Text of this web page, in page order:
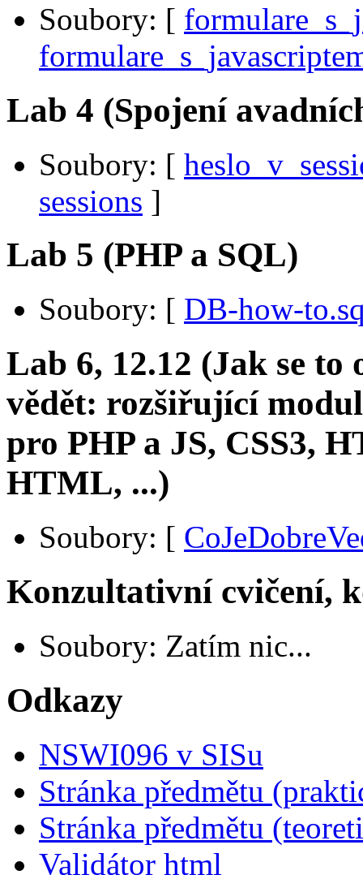
Soubory: [
Lab 4 (Spojení
Soubory: [
sessions ]
Lab 5 (PHP a SQL)
Soubory: [ DB-how-
Lab 6, 12.12 (Jak se to
vědět: rozšiřující
pro PHP a JS, CSS3,
HTML, ...)
Soubory: [
Konzultativní cvičení,
Soubory: Zatím nic...
Odkazy
NSWI096 v SISu
Stránka předmětu
Stránka předmětu
Validátor html